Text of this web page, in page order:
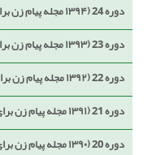
دوره 24 (۱۳۹۴ مجله پیام زن برای بانوان)
دوره 23 (۱۳۹۳ مجله پیام زن برای بانوان)
دوره 22 (۱۳۹۲ مجله پیام زن برای بانوان)
دوره 21 (۱۳۹۱ مجله پیام زن برای بانوان)
دوره 20 (۱۳۹۰ مجله پیام زن برای بانوان)